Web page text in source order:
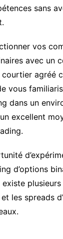
sans
vos
avec un
courtier agréé
vous
dans un
excellent
d’options
les spreads